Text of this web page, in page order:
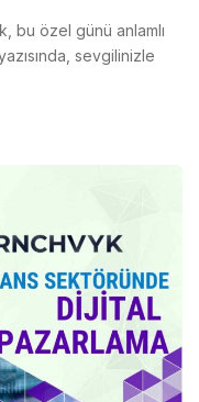
bu özel günü anlamlı
sevgilinizle